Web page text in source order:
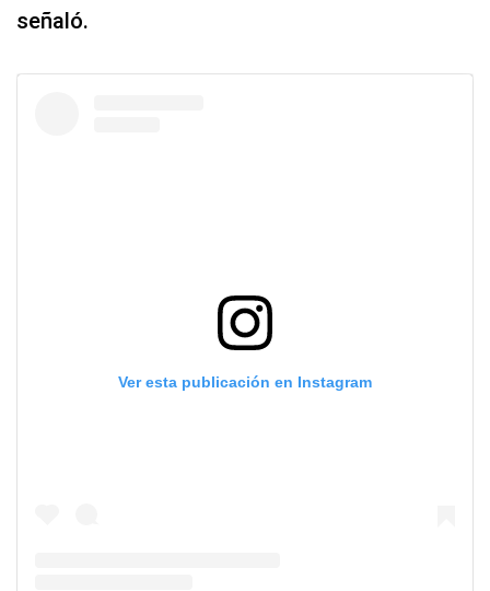
señaló.
Ver esta publicación en Instagram